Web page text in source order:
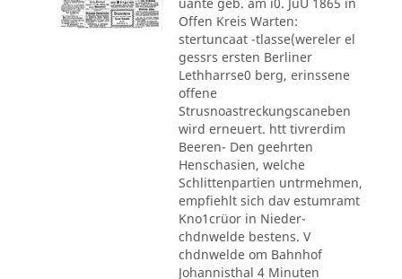
Offen Kreis Warten:
stertuncaat -tlasse(wereler el
gessrs ersten Berliner
Lethharrse0 berg, erinssene
offene
Strusnoastreckungscaneben
wird erneuert. htt tivrerdim
Beeren- Den geehrten
Henschasien, welche
Schlittenpartien untrmehmen,
empfiehlt sich dav estumramt
Kno1crüor in Nieder-
chdnwelde bestens. V
chdnwelde om Bahnhof
Johannisthal 4 Minuten